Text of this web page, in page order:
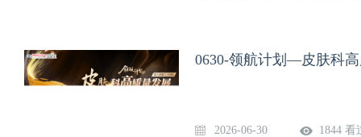
0630-领航计划—皮肤科
2026-06-30 1844 看